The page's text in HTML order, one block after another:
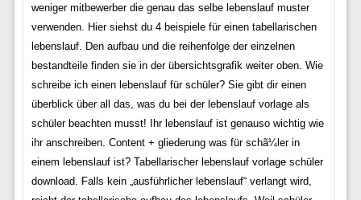
weniger mitbewerber die genau das selbe lebenslauf muster
verwenden. Hier siehst du 4 beispiele für einen tabellarischen
lebenslauf. Den aufbau und die reihenfolge der einzelnen
bestandteile finden sie in der übersichtsgrafik weiter oben. Wie
schreibe ich einen lebenslauf für schüler? Sie gibt dir einen
überblick über all das, was du bei der lebenslauf vorlage als
schüler beachten musst! Ihr lebenslauf ist genauso wichtig wie
ihr anschreiben. Content + gliederung was für schã¼ler in
einem lebenslauf ist? Tabellarischer lebenslauf vorlage schüler
download. Falls kein „ausführlicher lebenslauf“ verlangt wird,